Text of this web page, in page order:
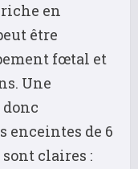
en
être
fœtal et
Une
enceintes de 6
claires :